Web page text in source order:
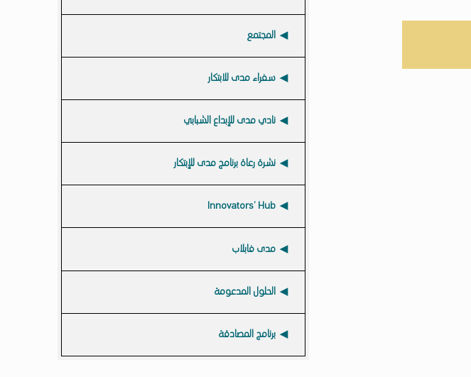
المجتمع
سفراء مدى للابتكار
نادي مدى للإبداع الشبابي
نشرة رعاة برنامج مدى للإبتكار
Innovators’ Hub
مدى فابلاب
الحلول المدعومة
برنامج المصادقة